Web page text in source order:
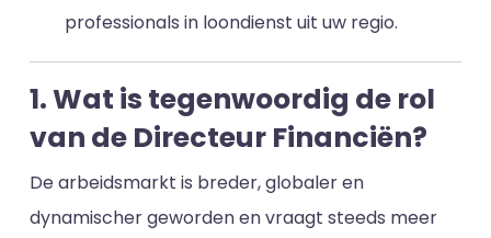
professionals in loondienst uit uw regio.
1. Wat is tegenwoordig de rol
van de Directeur Financiën?
De arbeidsmarkt is breder, globaler en
dynamischer geworden en vraagt steeds meer